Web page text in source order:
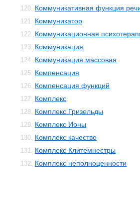
120. Коммуникативная функция
121. Коммуникатор
122. Коммуникационная
123. Коммуникация
124. Коммуникация массовая
125. Компенсация
126. Компенсация функций
127. Комплекс
128. Комплекс Гризельды
129. Комплекс Ионы
130. Комплекс качество
131. Комплекс Клитемнестры
132. Комплекс неполноценности